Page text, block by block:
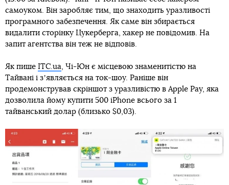
самоуком. Він заробляє тим, що знаходить уразливості
програмного забезпечення. Як саме він збирається
видалити сторінку Цукерберга, хакер не повідомив. На
запит агентства він теж не відповів.
Як пише ITC.ua , Чі-Юн є місцевою знаменитістю на
Тайвані і зʼявляється на ток-шоу. Раніше він
продемонстрував скріншот з уразливістю в Apple Pay, яка
дозволила йому купити 500 iPhone всього за 1
тайванський долар (близько $0,03).